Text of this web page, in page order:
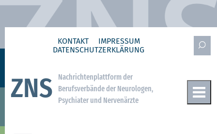
KONTAKT
IMPRESSUM
DATENSCHUTZ­ERKLÄRUNG
ZNS
Nachrichtenplattform der
Berufsverbände der Neurologen,
Psychiater und Nervenärzte